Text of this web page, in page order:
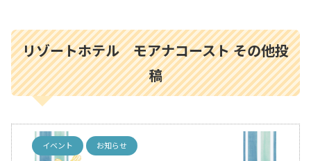
リゾートホテル モアナコースト その他投
稿
イベント お知らせ